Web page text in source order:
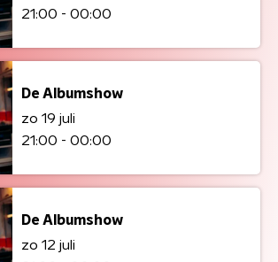
21:00 - 00:00
De Albumshow
zo 19 juli
21:00 - 00:00
De Albumshow
zo 12 juli